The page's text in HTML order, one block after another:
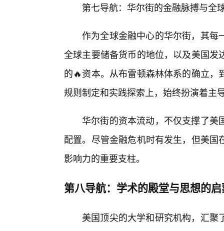
第七导航：华尔街的金融脉搏与全
作为全球金融中心的华尔街，其每
全球主要储备货币的地位，以及美国
的🔥资本。从布雷顿森林体系的确立
规则制定和实践探索上，始终扮演着主
华尔街的资本流动，不仅支撑了
配置。尽管金融危机时有发生，但美
影响力的重要支柱。
第八导航：学术的殿堂与思想的
美国顶尖的大学和研究机构，汇